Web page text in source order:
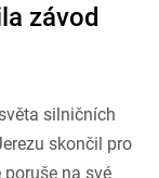
závod
silničních
skončil pro
na své